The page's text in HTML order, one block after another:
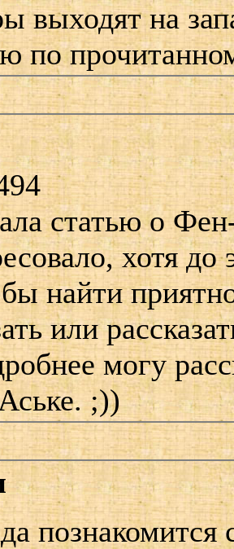
выходят на
по
статью о
хотя
найти
или
могу
;))